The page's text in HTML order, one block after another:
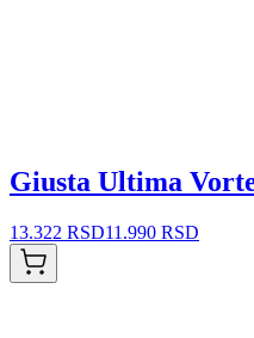
Giusta Ultima
13.322 RSD11.990 RSD